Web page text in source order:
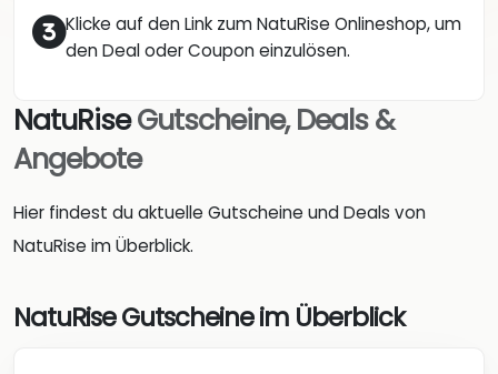
Klicke auf den Link zum NatuRise Onlineshop, um
den Deal oder Coupon einzulösen.
NatuRiseGutscheine, Deals &
Angebote
Hier findest du aktuelle Gutscheine und Deals von
NatuRise im Überblick.
NatuRise Gutscheine im Überblick